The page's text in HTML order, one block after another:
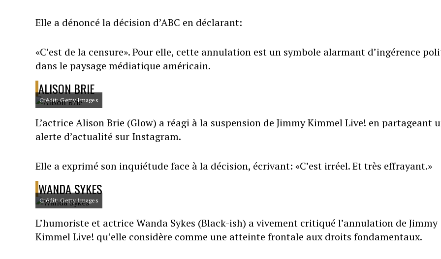
Elle a dénoncé la décision d’ABC en déclarant:
«C’est de la censure». Pour elle, cette annulation est un symbole alarmant d’ingérence
dans le paysage médiatique américain.
ALISON BRIE
Crédit: Getty Images
L’actrice Alison Brie (Glow) a réagi à la suspension de Jimmy Kimmel Live! en partageant
alerte d’actualité sur Instagram.
Elle a exprimé son inquiétude face à la décision, écrivant: «C’est irréel. Et très effrayant.»
WANDA SYKES
Crédit: Getty Images
L’humoriste et actrice Wanda Sykes (Black-ish) a vivement critiqué l’annulation de Jimmy
Kimmel Live! qu’elle considère comme une atteinte frontale aux droits fondamentaux.